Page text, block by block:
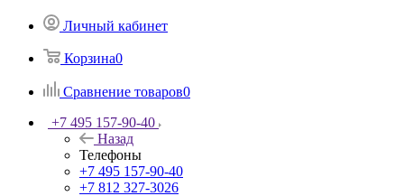
Личный кабинет
Корзина0
Сравнение товаров0
+7 495 157-90-40
Назад
Телефоны
+7 495 157-90-40
+7 812 327-3026